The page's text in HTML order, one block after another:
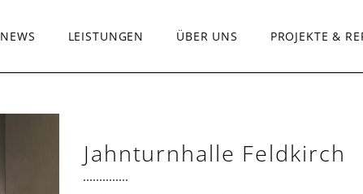
NEWS LEISTUNGEN ÜBER UNS PROJEKTE &
Jahnturnhalle Feldkirch